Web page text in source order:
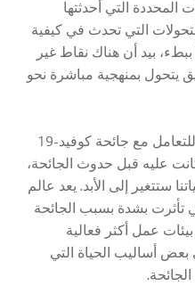
المحددة التي أحدثتها
التي تحدث في كيفية
ببطء، بيد أن هناك نقاط غير
يتحول بمنهجية مباشرة نحو
نجد في جميع أنحاء العالم طرقًا للتعامل مع جائحة كوفيد-19
عليه قبل حدوث الجائحة،
ستتغير إلى الأبد. يعد عالم
تأثرت بشدة بسبب الجائحة
عمل أكثر فعالية
أساليب الحياة التي